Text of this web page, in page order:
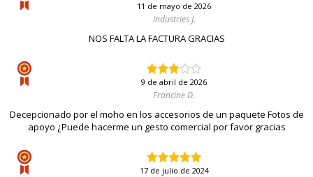
11 de mayo de 2026
Industries J.
NOS FALTA LA FACTURA GRACIAS
9 de abril de 2026
Francine D.
Decepcionado por el moho en los accesorios de un paquete Fotos de
apoyo ¿Puede hacerme un gesto comercial por favor gracias
17 de julio de 2024